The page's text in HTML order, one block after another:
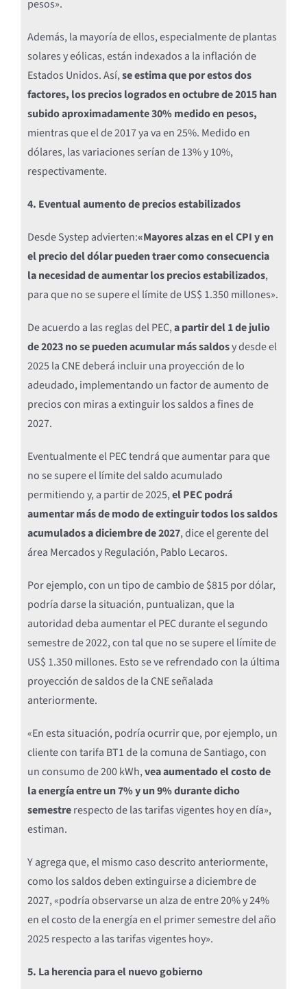
pesos».
Además, la mayoría de ellos, especialmente de plantas
solares y eólicas, están indexados a la inflación de
Estados Unidos. Así,se estima que por estos dos
factores, los precios logrados en octubre de 2015 han
subido aproximadamente 30% medido en pesos,
mientras que el de 2017 ya va en 25%. Medido en
dólares, las variaciones serían de 13% y 10%,
respectivamente.
4. Eventual aumento de precios estabilizados
Desde Systep advierten:«Mayores alzas en el CPI y en
el precio del dólar pueden traer como consecuencia
la necesidad de aumentar los precios estabilizados,
para que no se supere el límite de US$ 1.350 millones».
De acuerdo a las reglas del PEC,a partir del 1 de julio
de 2023 no se pueden acumular más saldosy desde el
2025 la CNE deberá incluir una proyección de lo
adeudado, implementando un factor de aumento de
precios con miras a extinguir los saldos a fines de
2027.
Eventualmente el PEC tendrá que aumentar para que
no se supere el límite del saldo acumulado
permitiendo y, a partir de 2025,el PEC podrá
aumentar más de modo de extinguir todos los saldos
acumulados a diciembre de 2027, dice el gerente del
área Mercados y Regulación, Pablo Lecaros.
Por ejemplo, con un tipo de cambio de $815 por dólar,
podría darse la situación, puntualizan, que la
autoridad deba aumentar el PEC durante el segundo
semestre de 2022, con tal que no se supere el límite de
US$ 1.350 millones. Esto se ve refrendado con la última
proyección de saldos de la CNE señalada
anteriormente.
«En esta situación, podría ocurrir que, por ejemplo, un
cliente con tarifa BT1 de la comuna de Santiago, con
un consumo de 200 kWh,vea aumentado el costo de
la energía entre un 7% y un 9% durante dicho
semestrerespecto de las tarifas vigentes hoy en día»,
estiman.
Y agrega que, el mismo caso descrito anteriormente,
como los saldos deben extinguirse a diciembre de
2027, «podría observarse un alza de entre 20% y 24%
en el costo de la energía en el primer semestre del año
2025 respecto a las tarifas vigentes hoy».
5. La herencia para el nuevo gobierno